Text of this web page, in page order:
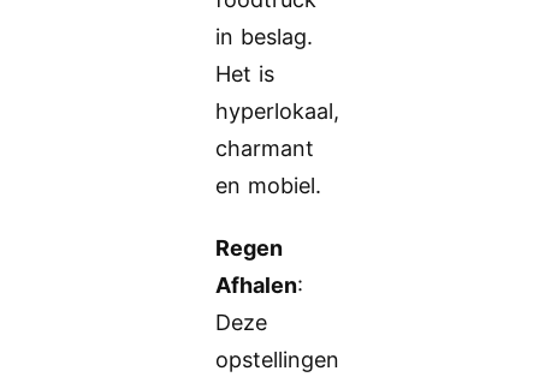
in beslag.
Het is
hyperlokaal,
charmant
en mobiel.
Regen
Afhalen:
Deze
opstellingen